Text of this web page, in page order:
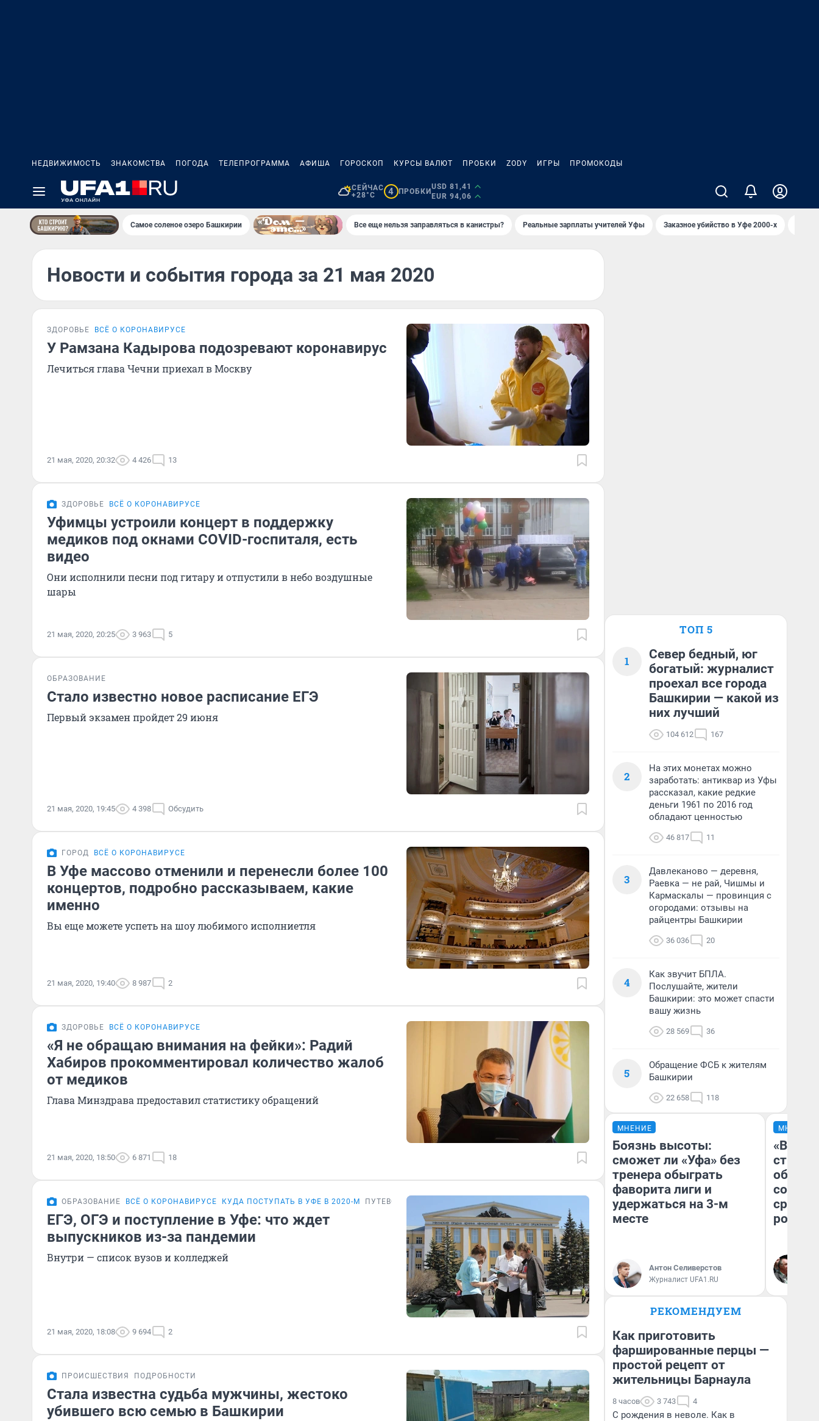
НЕДВИЖИМОСТЬ ЗНАКОМСТВА ПОГОДА ТЕЛЕПРОГРАММА АФИША ГОРОСКОП КУРСЫ ВАЛЮТ ПРОБКИ ZODY ИГРЫ ПРОМОКОДЫ
СЕЙЧАС
+28°C
4 ПРОБКИ
USD 81,41
EUR 94,06
Самое соленое озеро Башкирии Все еще нельзя заправляться в канистры? Реальные зарплаты учителей Уфы Заказное убийство в Уфе 2000-х
Новости и события города за 21 мая 2020
ЗДОРОВЬЕ ВСЁ О КОРОНАВИРУСЕ
У Рамзана Кадырова подозревают коронавирус
Лечиться глава Чечни приехал в Москву
21 мая, 2020, 20:32 4 426 13
ЗДОРОВЬЕ ВСЁ О КОРОНАВИРУСЕ
Уфимцы устроили концерт в поддержку
медиков под окнами COVID-госпиталя, есть
видео
Они исполнили песни под гитару и отпустили в небо воздушные
шары
21 мая, 2020, 20:25 3 963 5
ОБРАЗОВАНИЕ
Стало известно новое расписание ЕГЭ
Первый экзамен пройдет 29 июня
21 мая, 2020, 19:45 4 398 Обсудить
ГОРОД ВСЁ О КОРОНАВИРУСЕ
В Уфе массово отменили и перенесли более 100
концертов, подробно рассказываем, какие
именно
Вы еще можете успеть на шоу любимого исполниетля
21 мая, 2020, 19:40 8 987 2
ЗДОРОВЬЕ ВСЁ О КОРОНАВИРУСЕ
«Я не обращаю внимания на фейки»: Радий
Хабиров прокомментировал количество жалоб
от медиков
Глава Минздрава предоставил статистику обращений
21 мая, 2020, 18:50 6 871 18
ОБРАЗОВАНИЕ ВСЁ О КОРОНАВИРУСЕ КУДА ПОСТУПАТЬ В УФЕ В 2020-М ПУТЕВОДИТЕЛЬ
ЕГЭ, ОГЭ и поступление в Уфе: что ждет
выпускников из-за пандемии
Внутри — список вузов и колледжей
21 мая, 2020, 18:08 9 694 2
ПРОИСШЕСТВИЯ ПОДРОБНОСТИ
Стала известна судьба мужчины, жестоко
убившего всю семью в Башкирии
ТОП 5
1
Север бедный, юг
богатый: журналист
проехал все города
Башкирии — какой из
них лучший
104 612 167
2
На этих монетах можно
заработать: антиквар из Уфы
рассказал, какие редкие
деньги 1961 по 2016 год
обладают ценностью
46 817 11
3
Давлеканово — деревня,
Раевка — не рай, Чишмы и
Кармаскалы — провинция с
огородами: отзывы на
райцентры Башкирии
36 036 20
4
Как звучит БПЛА.
Послушайте, жители
Башкирии: это может спасти
вашу жизнь
28 569 36
5
Обращение ФСБ к жителям
Башкирии
22 658 118
МНЕНИЕ
Боязнь высоты:
сможет ли «Уфа» без
тренера обыграть
фаворита лиги и
удержаться на 3-м
месте
Антон Селиверстов
Журналист UFA1.RU
МНЕНИЕ
«В
РЕКОМЕНДУЕМ
Как приготовить
фаршированные перцы —
простой рецепт от
жительницы Барнаула
8 часов 3 743 4
С рождения в неволе. Как в